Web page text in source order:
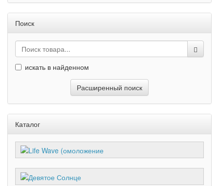
Поиск
искать в найденном
Расширенный поиск
Каталог